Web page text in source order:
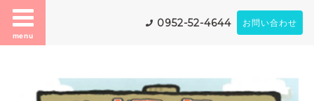
menu
0952-52-4644 お問い合わせ